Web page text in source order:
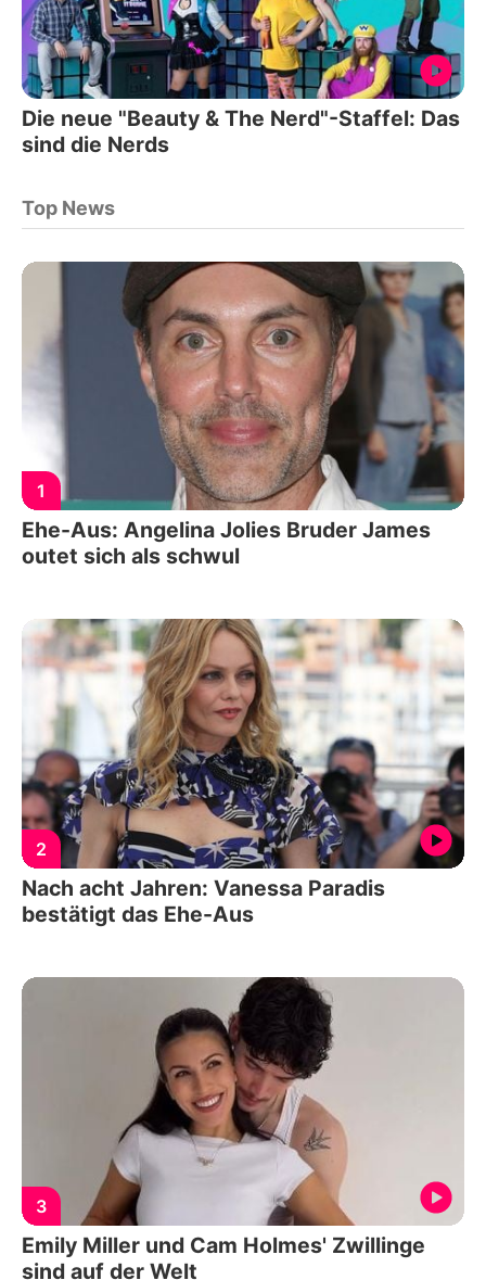
Die neue "Beauty & The Nerd"-Staffel: Das
sind die Nerds
Top News
1
Ehe-Aus: Angelina Jolies Bruder James
outet sich als schwul
2
Nach acht Jahren: Vanessa Paradis
bestätigt das Ehe-Aus
3
Emily Miller und Cam Holmes' Zwillinge
sind auf der Welt